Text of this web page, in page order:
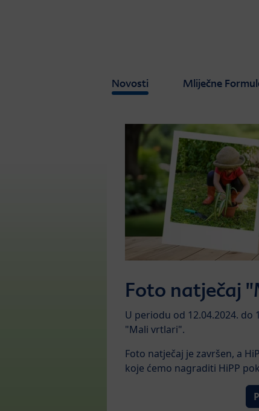
Novosti Mliječne
Foto natječaj
U periodu od 12.04.2024.
"Mali vrtlari".
Foto natječaj je završen, a
koje ćemo nagraditi HiPP